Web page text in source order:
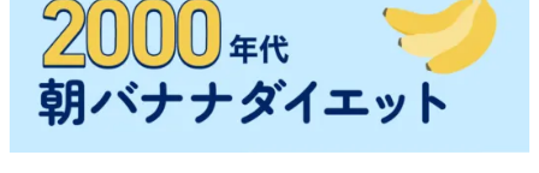
目
ダ
イ
エ
ッ